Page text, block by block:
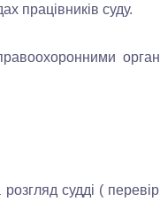
працівників суду.
судді (